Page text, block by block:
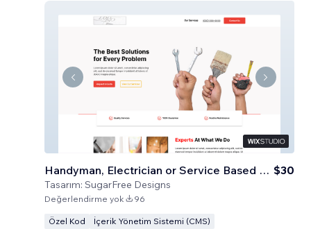
Handyman, Electrician or Service Based Business
Tasarım: SugarFree Designs
$30
Değerlendirme yok 96
Özel Kod İçerik Yönetim Sistemi (CMS)